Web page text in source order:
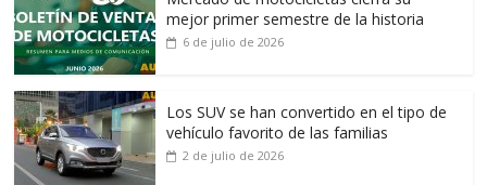
mejor primer semestre de la historia
6 de julio de 2026
Los SUV se han convertido en el tipo de
vehículo favorito de las familias
2 de julio de 2026